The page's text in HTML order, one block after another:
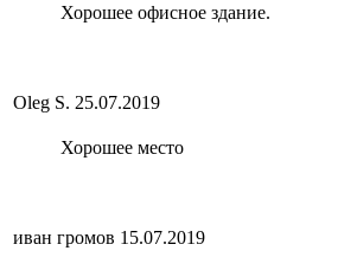
Хорошее офисное здание.
Oleg S. 25.07.2019
Хорошее место
иван громов 15.07.2019